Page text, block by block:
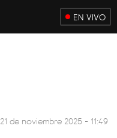
EN VIVO
21 de noviembre 2025 - 11:49